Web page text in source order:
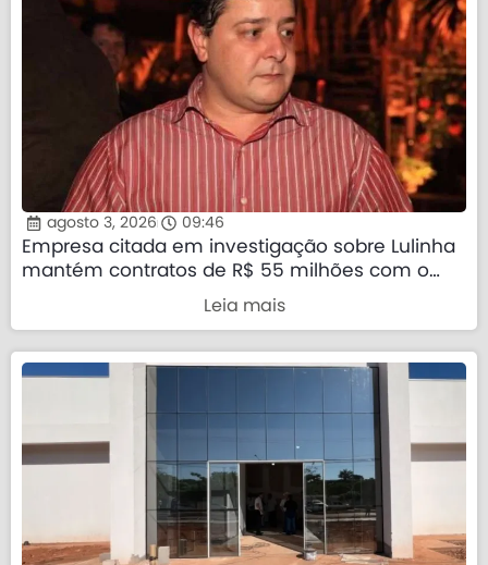
agosto 3, 2026 09:46
Empresa citada em investigação sobre Lulinha
mantém contratos de R$ 55 milhões com o
Leia mais